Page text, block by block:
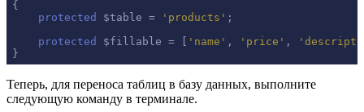
{
protected $table = 'products' ;
protected $fillable = [ 'name' , 'price' ,
}
Теперь, для переноса таблиц в базу данных, выполните
следующую команду в терминале.